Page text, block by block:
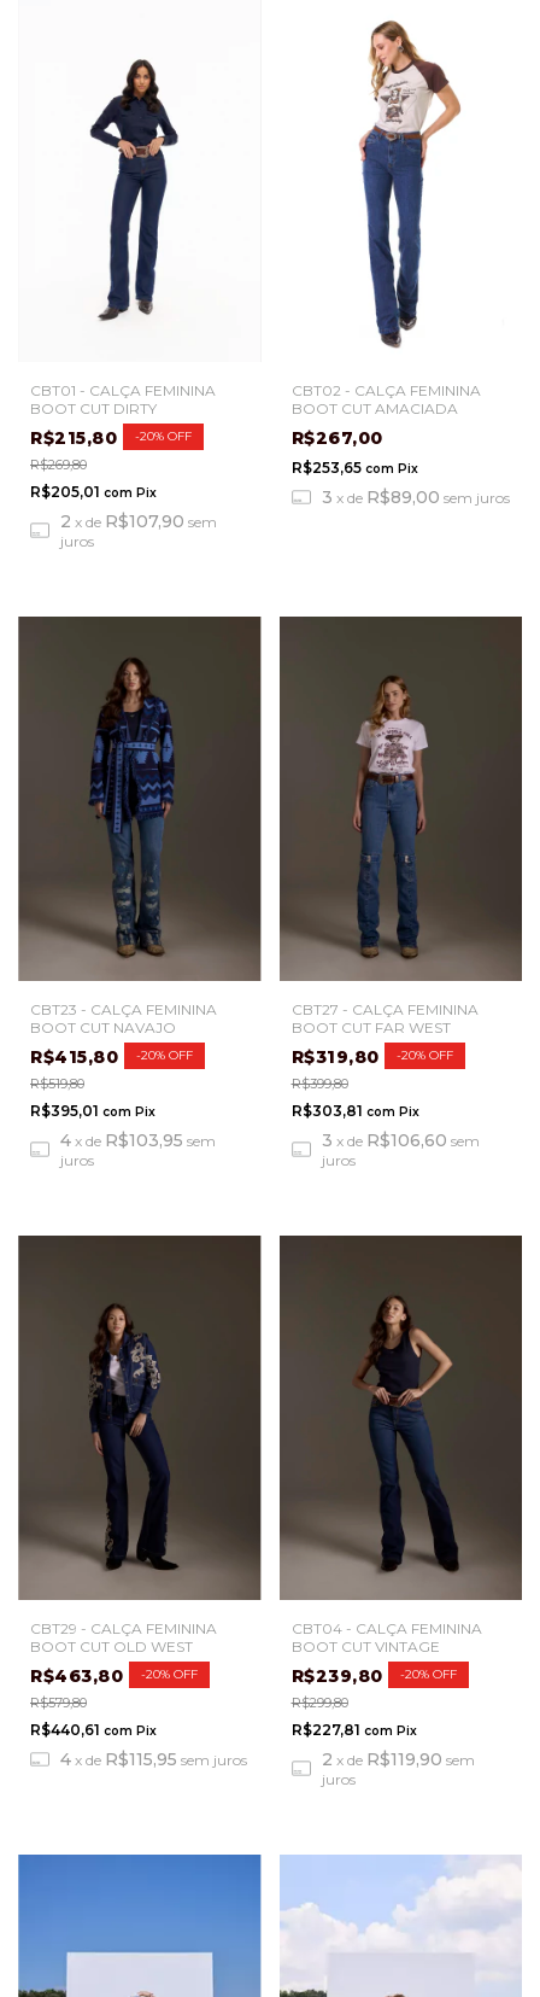
CBT01 - CALÇA FEMININA
BOOT CUT DIRTY
R$215,80 -20% OFF
R$269,80
R$205,01 com Pix
2 x de R$107,90 sem
juros
CBT02 - CALÇA FEMININA
BOOT CUT AMACIADA
R$267,00
R$253,65 com Pix
3 x de R$89,00 sem juros
CBT23 - CALÇA FEMININA
BOOT CUT NAVAJO
R$415,80 -20% OFF
R$519,80
R$395,01 com Pix
4 x de R$103,95 sem
juros
CBT27 - CALÇA FEMININA
BOOT CUT FAR WEST
R$319,80 -20% OFF
R$399,80
R$303,81 com Pix
3 x de R$106,60 sem
juros
CBT29 - CALÇA FEMININA
BOOT CUT OLD WEST
R$463,80 -20% OFF
R$579,80
R$440,61 com Pix
4 x de R$115,95 sem juros
CBT04 - CALÇA FEMININA
BOOT CUT VINTAGE
R$239,80 -20% OFF
R$299,80
R$227,81 com Pix
2 x de R$119,90 sem
juros